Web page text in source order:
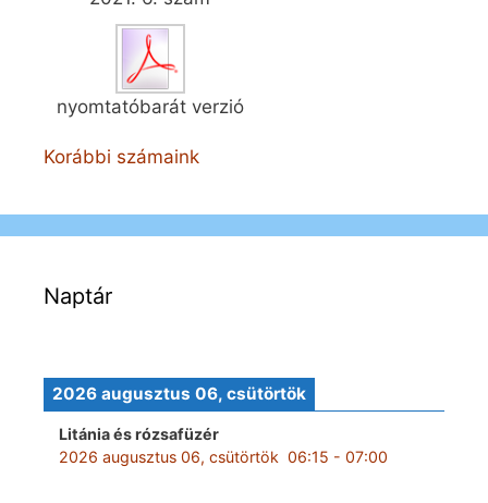
nyomtatóbarát verzió
Korábbi számaink
Naptár
2026 augusztus 06, csütörtök
Litánia és rózsafüzér
2026 augusztus 06, csütörtök 06:15 - 07:00